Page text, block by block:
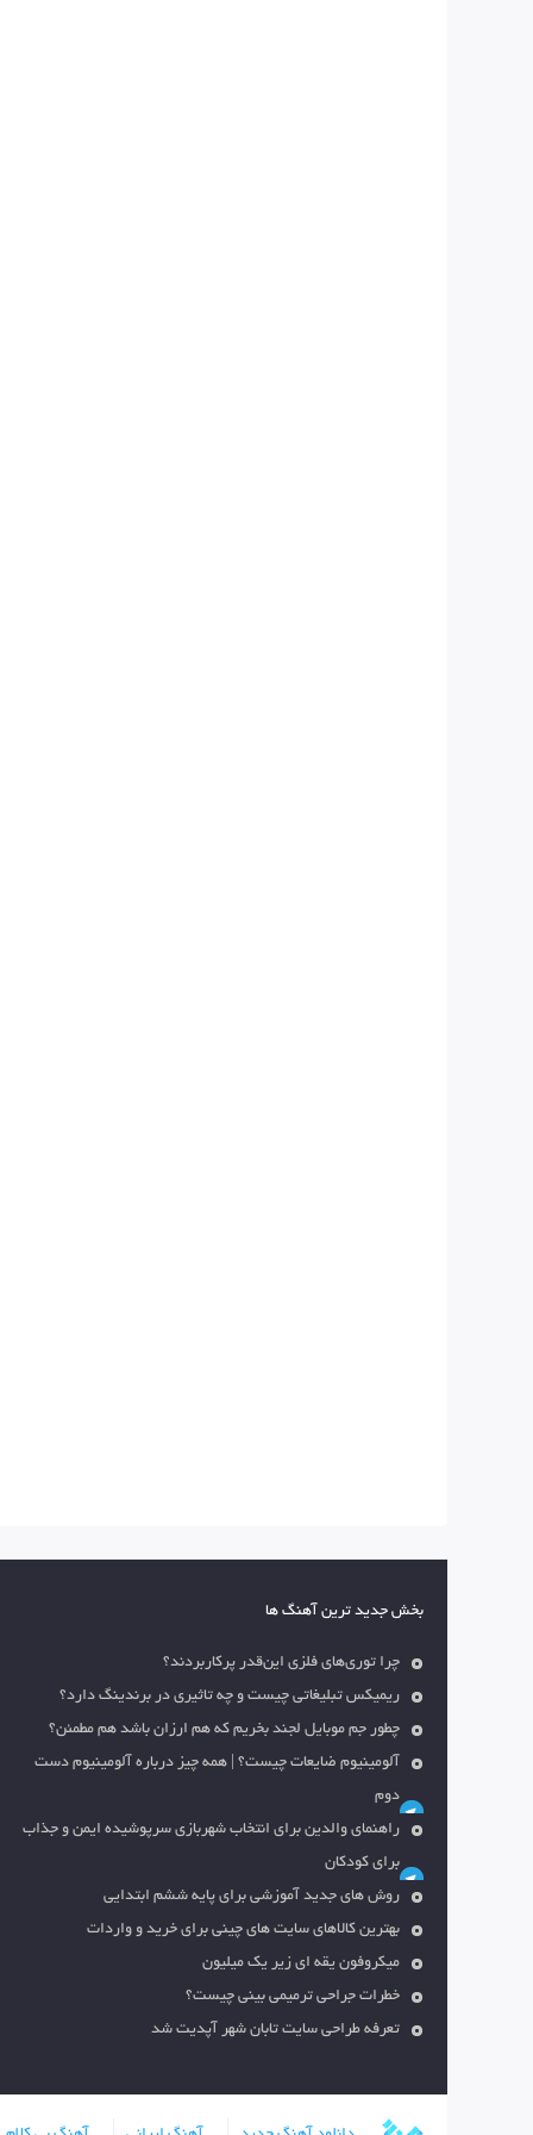
بخش جدید ترین آهنگ ها
چرا توری‌های فلزی این‌قدر پرکاربردند؟
ریمیکس تبلیغاتی چیست و چه تاثیری در برندینگ دارد؟
چطور جم موبایل لجند بخریم که هم ارزان باشد هم مطمئن؟
آلومینیوم ضایعات چیست؟ | همه چیز درباره آلومینیوم دست
دوم
راهنمای والدین برای انتخاب شهربازی سرپوشیده ایمن و جذاب
برای کودکان
روش های جدید آموزشی برای پایه ششم ابتدایی
بهترین کالاهای سایت های چینی برای خرید و واردات
میکروفون یقه ای زیر یک میلیون
خطرات جراحی ترمیمی بینی چیست؟
تعرفه طراحی سایت تابان شهر آپدیت شد